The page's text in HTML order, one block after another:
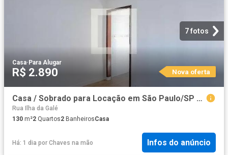
7 fotos
Casa· Para Alugar
R$ 2.890 Nova oferta
Casa / Sobrado para Locação em São Paulo/SP Vila Boaçava 2 Quartos
Rua Ilha da Galé
130 m²2 Quartos2 BanheirosCasa
Há: 1 dia por Chaves na mão Infos do anúncio